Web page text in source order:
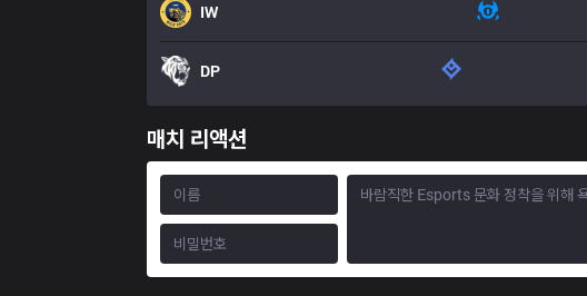
IW
DP
매치 리액션